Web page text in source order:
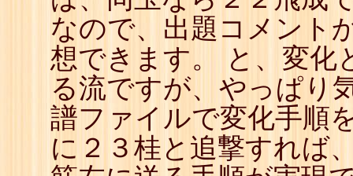
なので、出題コメント
想できます。 と、変化
る流ですが、やっぱり
譜ファイルで変化手順
に２３桂と追撃すれば